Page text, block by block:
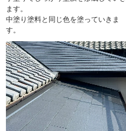
ます。
中塗り塗料と同じ色を塗っていきま
す。